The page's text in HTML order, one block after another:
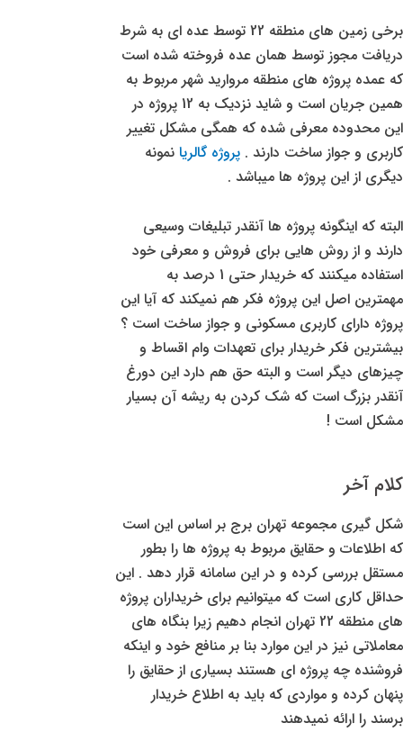
برخی زمین های منطقه 22 توسط عده ای به شرط
دریافت مجوز توسط همان عده فروخته شده است
که عمده پروژه های منطقه مروارید شهر مربوط به
همین جریان است و شاید نزدیک به 12 پروژه در
این محدوده معرفی شده که همگی مشکل تغییر
کاربری و جواز ساخت دارند . پروژه گالریا نمونه
دیگری از این پروژه ها میباشد .
البته که اینگونه پروژه ها آنقدر تبلیغات وسیعی
دارند و از روش هایی برای فروش و معرفی خود
استفاده میکنند که خریدار حتی 1 درصد به
مهمترین اصل این پروژه فکر هم نمیکند که آیا این
پروژه دارای کاربری مسکونی و جواز ساخت است ؟
بیشترین فکر خریدار برای تعهدات وام اقساط و
چیزهای دیگر است و البته حق هم دارد این دورغ
آنقدر بزرگ است که شک کردن به ریشه آن بسیار
مشکل است !
کلام آخر
شکل گیری مجموعه تهران برج بر اساس این است
که اطلاعات و حقایق مربوط به پروژه ها را بطور
مستقل بررسی کرده و در این سامانه قرار دهد . این
حداقل کاری است که میتوانیم برای خریداران پروژه
های منطقه 22 تهران انجام دهیم زیرا بنگاه های
معاملاتی نیز در این موارد بنا بر منافع خود و اینکه
فروشنده چه پروژه ای هستند بسیاری از حقایق را
پنهان کرده و مواردی که باید به اطلاع خریدار
برسند را ارائه نمیدهند